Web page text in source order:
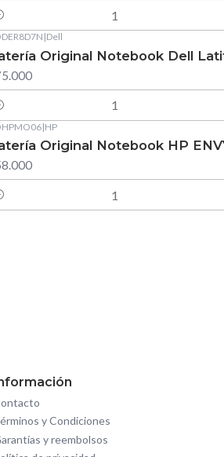
|Dell
Original Notebook Dell
|HP
Original Notebook HP
y Condiciones
y reembolsos